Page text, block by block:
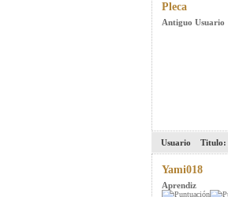
Pleca
Antiguo Usuario
Usuario Titulo:
Yami018
Aprendiz